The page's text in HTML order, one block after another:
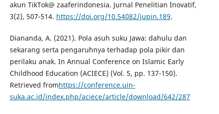
akun TikTok@ zaaferindonesia. Jurnal Penelitian Inovatif,
3(2), 507-514. https://doi.org/10.54082/jupin.189.
Diananda, A. (2021). Pola asuh suku Jawa: dahulu dan
sekarang serta pengaruhnya terhadap pola pikir dan
perilaku anak. In Annual Conference on Islamic Early
Childhood Education (ACIECE) (Vol. 5, pp. 137-150).
Retrieved fromhttps://conference.uin-
suka.ac.id/index.php/aciece/article/download/642/287